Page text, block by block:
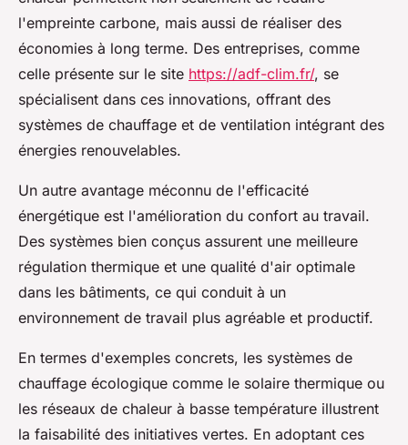
l'empreinte carbone, mais aussi de réaliser des
économies à long terme. Des entreprises, comme
celle présente sur le site https://adf-clim.fr/, se
spécialisent dans ces innovations, offrant des
systèmes de chauffage et de ventilation intégrant des
énergies renouvelables.
Un autre avantage méconnu de l'efficacité
énergétique est l'amélioration du confort au travail.
Des systèmes bien conçus assurent une meilleure
régulation thermique et une qualité d'air optimale
dans les bâtiments, ce qui conduit à un
environnement de travail plus agréable et productif.
En termes d'exemples concrets, les systèmes de
chauffage écologique comme le solaire thermique ou
les réseaux de chaleur à basse température illustrent
la faisabilité des initiatives vertes. En adoptant ces